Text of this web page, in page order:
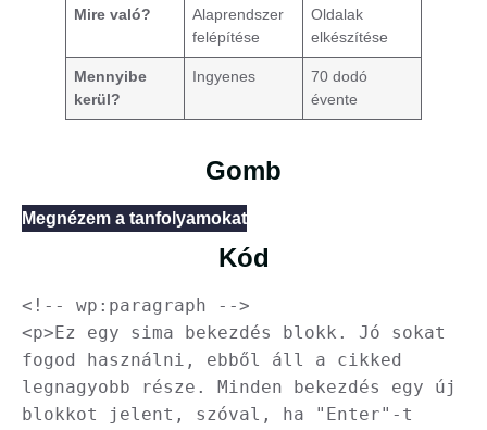
Mire való?
Alaprendszer
felépítése
Oldalak
elkészítése
Mennyibe
kerül?
Ingyenes
70 dodó
évente
Gomb
Megnézem a tanfolyamokat
Kód
<!-- wp:paragraph -->
<p>Ez egy sima bekezdés blokk. Jó sokat
fogod használni, ebből áll a cikked
legnagyobb része. Minden bekezdés egy új
blokkot jelent, szóval, ha "Enter"-t